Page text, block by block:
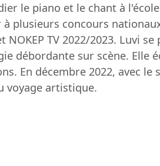
le piano et le chant à
plusieurs concours
NOKEP TV 2022/2023.
débordante sur scène. Elle
En décembre 2022, avec
voyage artistique.